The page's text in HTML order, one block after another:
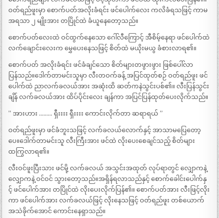
ဝတ်ရည်ဖူးမှာ စောက်ပတ်အလိုးခံရင်း ဖင်ပေါက်လေး ကလိခံရသဖြင့် ကာမ
အရသာ ၂ မျိုးအား တပြိုင်ထဲ ခံယူနေတော့သည်။
စောက်ပတ်လေးထဲ ဝင်ထွက်နေသော ဂေါ်လီကြောင့် အီစိမ့်နေရာ ဖင်ပေါက်ထဲ
လက်ချောင်းလေးက မွှေပေးနေသဖြင့် စိတ်ထဲ မယိုးမယွ ခံစားလာရ၏။
စောက်ပတ် အလိုးခံရင်း ဖင်ခံချင်သော စိတ်များတဖွားဖွား ဖြစ်ပေါ်လာ
ပြန်သည်။ဒေါက်တာမင်းသူမှာ လီးတဝက်ခန့် အပြင်ထုတ်စဉ် ဝတ်ရည်ဖူး ဖင်
ပေါက်ထဲ ညာလက်ခလယ်အား အဆုံးထိ ဆတ်ကနဲသွင်းပစ်၏။ လီးပြန်သွင်း
ချိန် လက်ခလယ်အား ထိပ်ပိုင်းလေး ချန်ကာ အပြင်ပြန်ထုတ်ပေးလိုက်သည်။
” အားဟား ……… ရှီးးးး ရှီးးးး ကောင်းလိုက်တာ ဆရာရယ် ”
ဝတ်ရည်ဖူးမှာ ဖင်ခံဘူးသဖြင့် လက်ခလယ်လောက်နှင့် အာသာမပြေတော့
ပေ။ဒေါက်တာမင်းသူ လီးကြီးအား ဖင်ထဲ လိုးပေးစေချင်သည့် စိတ်များ
ထကြွလာရ၏။
လီးဝင်ဖူးပြီးသား ဖင်မို့ လက်ခလယ် အသွင်းအထုတ် လုပ်ရာတွင် လျှောကနဲ့
လျှောကနဲ့ ဝင်ဝင် သွားတော့သည်။အရှိန်ရလာသည်နှင့် စောက်ခေါင်းပေါက်နှ
င့် ဖင်ပေါက်အား တပြိုင်ထဲ လိုးပေးလိုက်ပြန်၏။ စောက်ပတ်အား လီးဖြင့်လိုး
ကာ ဖင်ပေါက်အား လက်ခလယ်ဖြင့် လိုးနေသဖြင့် ဝတ်ရည်ဖူး တစ်ယောက်
အသဲခိုက်အောင် ကောင်းနေရှာသည်။